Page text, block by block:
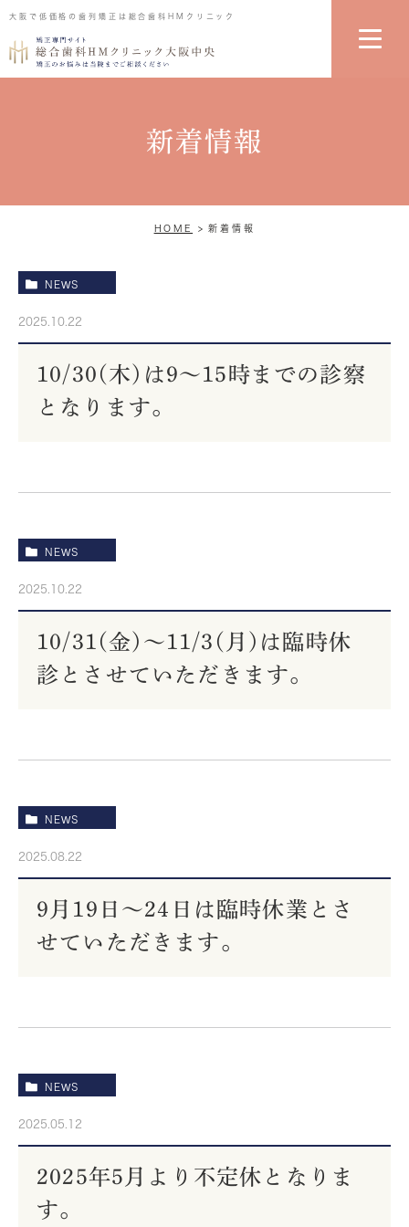
大阪で低価格の歯列矯正は総合歯科HMクリニック
新着情報
HOME 新着情報
NEWS
2025.10.22
10/30(木)は9～15時までの診察
となります。
NEWS
2025.10.22
10/31(金)〜11/3(月)は臨時休
診とさせていただきます。
NEWS
2025.08.22
9月19日～24日は臨時休業とさ
せていただきます。
NEWS
2025.05.12
2025年5月より不定休となりま
す。